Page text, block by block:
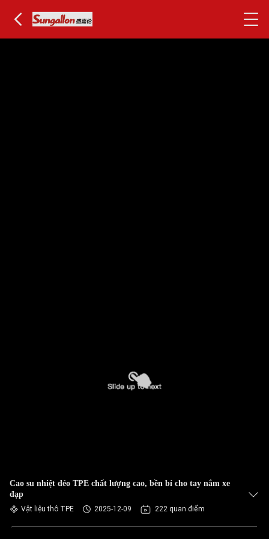
Cao su nhiệt dẻo TPE chất lượng cao, bền bỉ cho tay nắm xe
đạp
Vật liệu thô TPE 2025-12-09 222 quan điểm